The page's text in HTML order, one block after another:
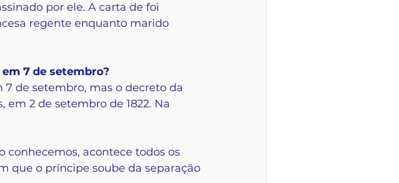
por ele. A carta de foi
regente enquanto marido
7 de setembro?
de setembro, mas o decreto da
2 de setembro de 1822. Na
conhecemos, acontece todos os
que o príncipe soube da separação